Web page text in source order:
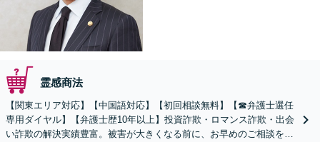
霊感商法
【関東エリア対応】【中国語対応】【初回相談無料】【☎︎弁護士選任
専用ダイヤル】【弁護士歴10年以上】投資詐欺・ロマンス詐欺・出会
い詐欺の解決実績豊富。被害が大きくなる前に、お早めのご相談を。